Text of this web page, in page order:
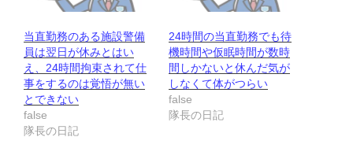
当直勤務のある施設警備
員は翌日が休みとはい
え、24時間拘束されて仕
事をするのは覚悟が無い
とできない
false
隊長の日記
24時間の当直勤務でも待
機時間や仮眠時間が数時
間しかないと休んだ気が
しなくて体がつらい
false
隊長の日記